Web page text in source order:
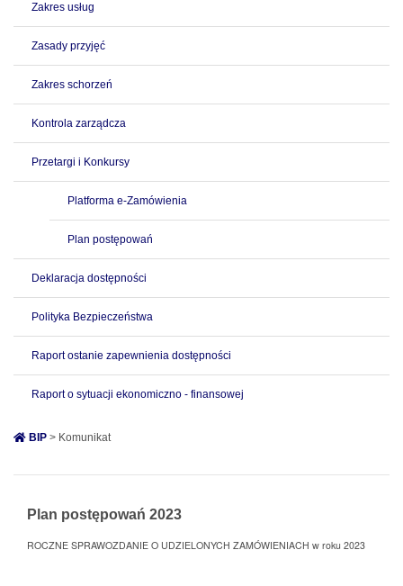
Zakres usług
Zasady przyjęć
Zakres schorzeń
Kontrola zarządcza
Przetargi i Konkursy
Platforma e-Zamówienia
Plan postępowań
Deklaracja dostępności
Polityka Bezpieczeństwa
Raport ostanie zapewnienia dostępności
Raport o sytuacji ekonomiczno - finansowej
BIP > Komunikat
Plan postępowań 2023
ROCZNE SPRAWOZDANIE O UDZIELONYCH ZAMÓWIENIACH w roku 2023